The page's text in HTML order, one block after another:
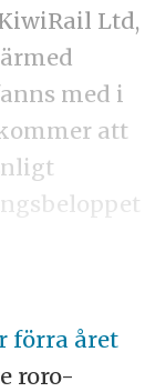
Ltd,
med i
att
förra året
roro-